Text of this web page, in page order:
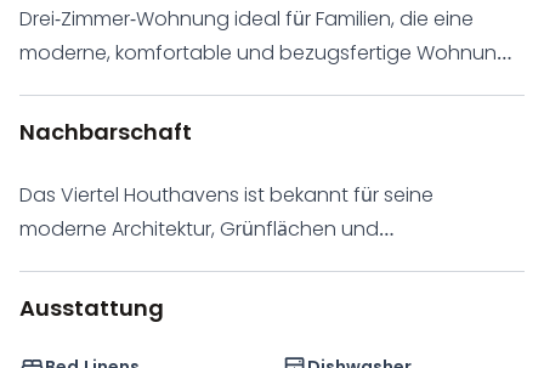
Drei-Zimmer-Wohnung ideal für Familien, die eine
moderne, komfortable und bezugsfertige Wohnung
gestaltete Neubauwohnung besticht durch ein
durchdachten Oberflächen. Mit drei großzügigen
Schlafzimmern und einem vielseitig nutzbaren vierten
Platz, den eine moderne Familie braucht. Genießen
Sie den Luxus von zwei stilvollen Badezimmern,
Nachbarschaft
Das Viertel Houthavens ist bekannt für seine
moderne Architektur, Grünflächen und
hervorragenden Anbindung an den öffentlichen
Nahverkehr (Straßenbahn, Bus und Fähre) erreichen
Ausstattung